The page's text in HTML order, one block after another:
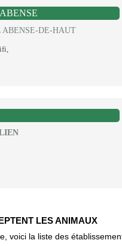
ABENSE-DE-HAUT
LES ANIMAUX
voici la liste des